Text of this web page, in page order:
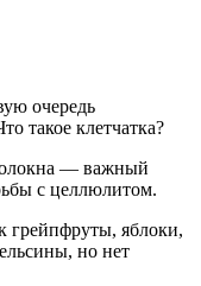
очередь
такое клетчатка?
— важный
с целлюлитом.
грейпфруты, яблоки,
но нет